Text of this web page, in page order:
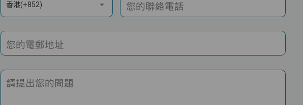
香港(+852) 您的聯絡電話
您的電郵地址
請提出您的問題